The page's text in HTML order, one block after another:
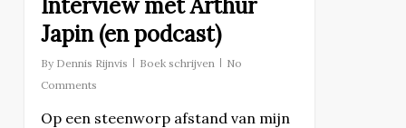
Japin (en podcast)
By Dennis Rijnvis Boek schrijven
No
Comments
Op een steenworp afstand van mijn